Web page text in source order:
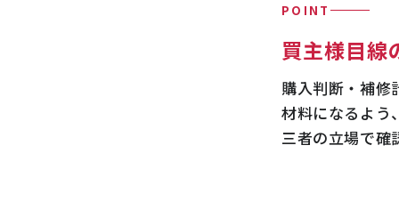
POINT
買主様目線
購入判断・補修
材料になるよう
三者の立場で確